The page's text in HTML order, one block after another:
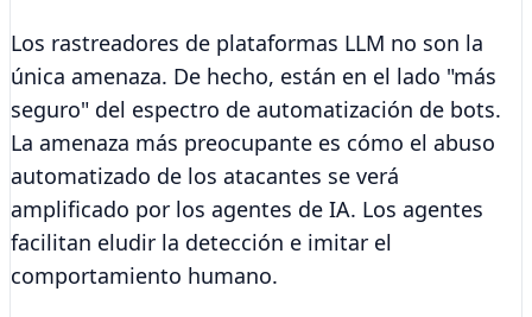
Los rastreadores de plataformas LLM no son la
única amenaza. De hecho, están en el lado "más
seguro" del espectro de automatización de bots.
La amenaza más preocupante es cómo el abuso
automatizado de los atacantes se verá
amplificado por los agentes de IA. Los agentes
facilitan eludir la detección e imitar el
comportamiento humano.